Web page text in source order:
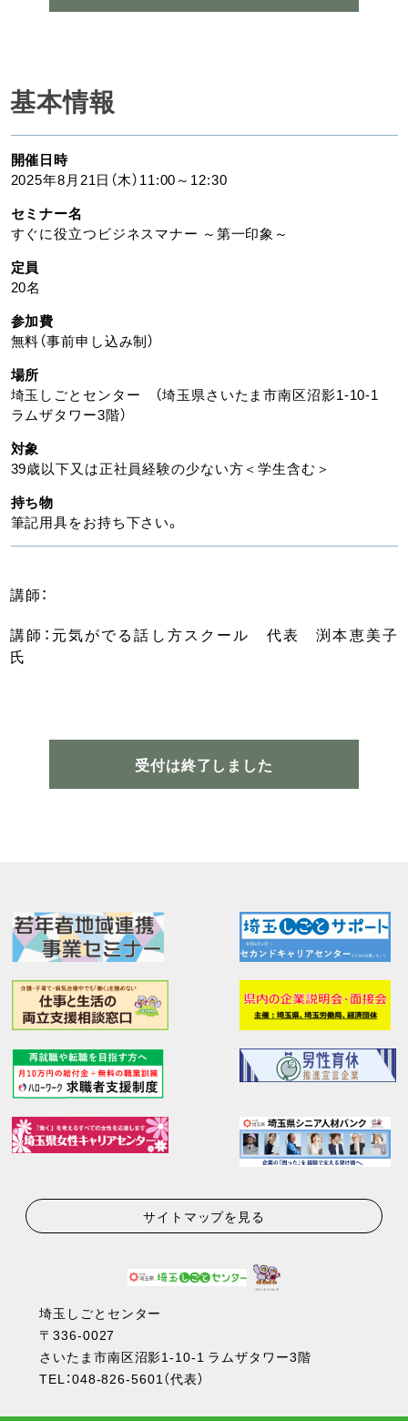
基本情報
開催日時
2025年8月21日（木）11:00～12:30
セミナー名
すぐに役立つビジネスマナー ～第一印象～
定員
20名
参加費
無料（事前申し込み制）
場所
埼玉しごとセンター （埼玉県さいたま市南区沼影1-10-1
ラムザタワー3階）
対象
39歳以下又は正社員経験の少ない方＜学生含む＞
持ち物
筆記用具をお持ち下さい。
講師：
講師：元気がでる話し方スクール 代表 渕本恵美子
氏
受付は終了しました
サイトマップを見る
埼玉しごとセンター
〒336-0027
さいたま市南区沼影1-10-1 ラムザタワー3階
TEL：048-826-5601（代表）